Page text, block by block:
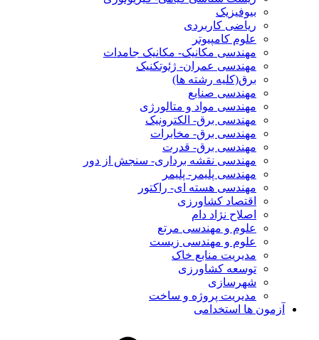
بیوفیزیک
ریاضی کاربردی
علوم کامپیوتر
مهندسی مکانیک- مکانیک جامدات
مهندسی عمران- ژئوتکنیک
برق(کلیه رشته ها)
مهندسی صنایع
مهندسی مواد و متالورژی
مهندسی برق- الکترونیک
مهندسی برق- مخابرات
مهندسی برق- قدرت
مهندسی نقشه برداری- سنجش از دور
مهندسی پلیمر- پلیمر
مهندسی هسته ای- راکتور
اقتصاد کشاورزی
اصلاح نژاد دام
علوم و مهندسی مرتع
علوم و مهندسی زیست
مدیریت منابع خاک
توسعه کشاورزی
شهرسازی
مدیریت پروژه و ساخت
آزمون ها استخدامی